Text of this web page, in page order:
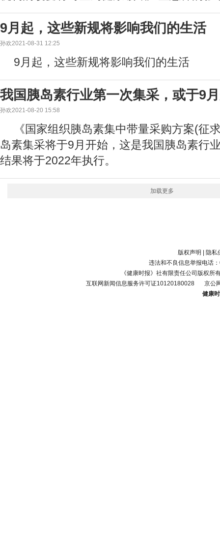
9月起，这些新规将影响我们的生活
孙欢2021-08-31 12:25
9月起，这些新规将影响我们的生活
我国胰岛素行业第一次集采，或于9
孙欢2021-08-20 15:58
《国家组织胰岛素集中带量采购方案(征
岛素集采将于9月开始，这是我国胰岛素行
结果将于2022年执行。
加载更多
版权声明
隐私
违法和不良信息举报电话
《健康时报》社有限责任公司版权所
互联网新闻信息服务许可证10120180028
京公
健康